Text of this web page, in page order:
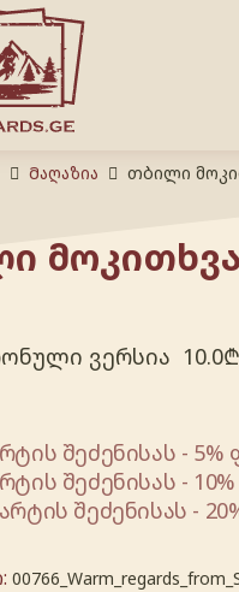
Მაღაზია თბილი
ვერსია 10.0₾
შეძენისას -
შეძენისას -
შეძენისას -